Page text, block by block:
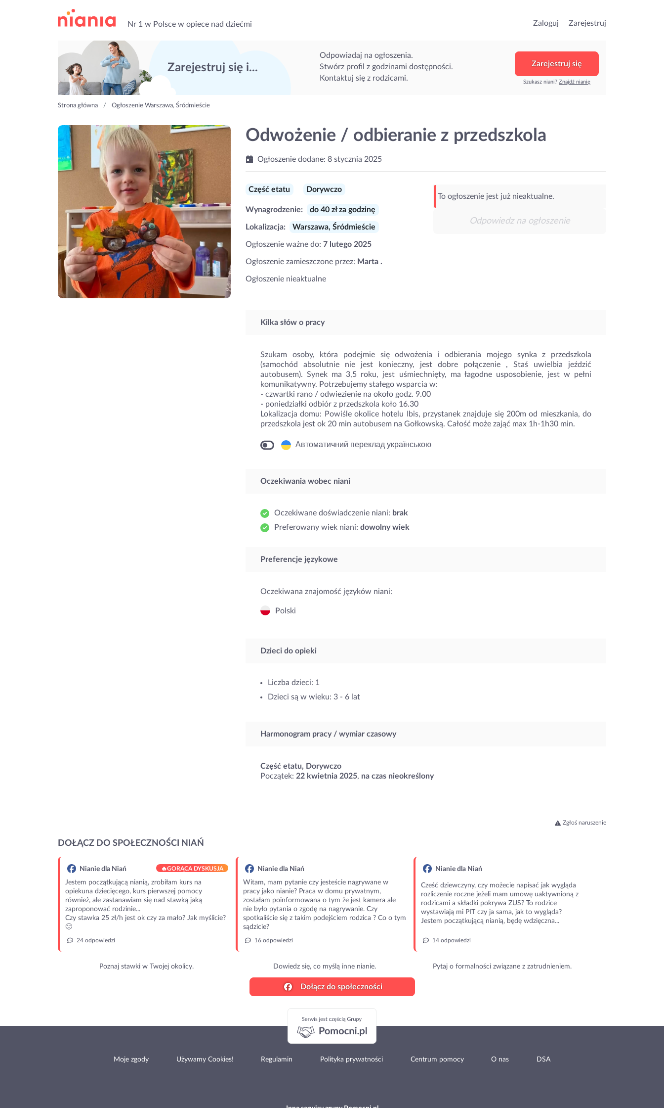
Nr 1 w Polsce w opiece nad dziećmi Zaloguj Zarejestruj
Zarejestruj się i...
Odpowiadaj na ogłoszenia.
Stwórz profil z godzinami dostępności.
Kontaktuj się z rodzicami.
Zarejestruj się
Szukasz niani? Znajdź nianię
Strona główna Ogłoszenie Warszawa, Śródmieście
Odwożenie / odbieranie z przedszkola
Ogłoszenie dodane: 8 stycznia 2025
Część etatu Dorywczo
Wynagrodzenie: do 40 zł za godzinę
Lokalizacja: Warszawa, Śródmieście
Ogłoszenie ważne do: 7 lutego 2025
Ogłoszenie zamieszczone przez: Marta .
Ogłoszenie nieaktualne
To ogłoszenie jest już nieaktualne.
Odpowiedz na ogłoszenie
Kilka słów o pracy
Szukam osoby, która podejmie się odwożenia i odbierania mojego synka z przedszkola
(samochód absolutnie nie jest konieczny, jest dobre połączenie , Staś uwielbia jeździć
autobusem). Synek ma 3,5 roku, jest uśmiechnięty, ma łagodne usposobienie, jest w pełni
komunikatywny. Potrzebujemy stałego wsparcia w:
- czwartki rano / odwiezienie na około godz. 9.00
- poniedziałki odbiór z przedszkola koło 16.30
Lokalizacja domu: Powiśle okolice hotelu Ibis, przystanek znajduje się 200m od mieszkania, do
przedszkola jest ok 20 min autobusem na Gołkowską. Całość może zająć max 1h-1h30 min.
Автоматичний переклад українською
Oczekiwania wobec niani
Oczekiwane doświadczenie niani: brak
Preferowany wiek niani: dowolny wiek
Preferencje językowe
Oczekiwana znajomość języków niani:
Polski
Dzieci do opieki
Liczba dzieci: 1
Dzieci są w wieku: 3 - 6 lat
Harmonogram pracy / wymiar czasowy
Część etatu, Dorywczo
Początek: 22 kwietnia 2025, na czas nieokreślony
Zgłoś naruszenie
DOŁĄCZ DO SPOŁECZNOŚCI NIAŃ
Nianie dla Niań 🔥GORĄCA DYSKUSJA
Jestem początkującą nianią, zrobiłam kurs na
opiekuna dziecięcego, kurs pierwszej pomocy
również, ale zastanawiam się nad stawką jaką
zaproponować rodzinie...
Czy stawka 25 zł/h jest ok czy za mało? Jak myślicie?
🙂
24 odpowiedzi
Poznaj stawki w Twojej okolicy.
Nianie dla Niań
Witam, mam pytanie czy jesteście nagrywane w
pracy jako nianie? Praca w domu prywatnym,
zostałam poinformowana o tym że jest kamera ale
nie było pytania o zgodę na nagrywanie. Czy
spotkaliście się z takim podejściem rodzica ? Co o tym
sądzicie?
16 odpowiedzi
Dowiedz się, co myślą inne nianie.
Nianie dla Niań
Cześć dziewczyny, czy możecie napisać jak wygląda
rozliczenie roczne jeżeli mam umowę uaktywnioną z
rodzicami a składki pokrywa ZUS? To rodzice
wystawiają mi PIT czy ja sama, jak to wygląda?
Jestem początkującą nianią, będę wdzięczna...
14 odpowiedzi
Pytaj o formalności związane z zatrudnieniem.
Dołącz do społeczności
Moje zgody Używamy Cookies! Regulamin Polityka prywatności Centrum pomocy O nas DSA